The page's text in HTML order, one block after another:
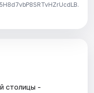
столицы -